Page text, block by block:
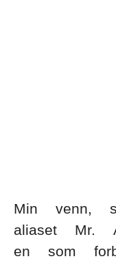
Min venn,
aliaset Mr.
en som